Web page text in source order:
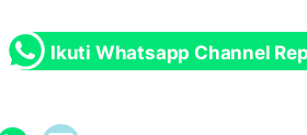
Ikuti Whatsapp Channel